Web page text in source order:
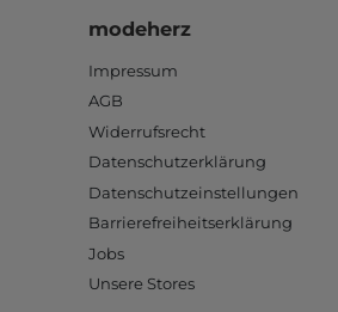
modeherz
Impressum
AGB
Widerrufsrecht
Datenschutzerklärung
Datenschutzeinstellungen
Barrierefreiheitserklärung
Jobs
Unsere Stores